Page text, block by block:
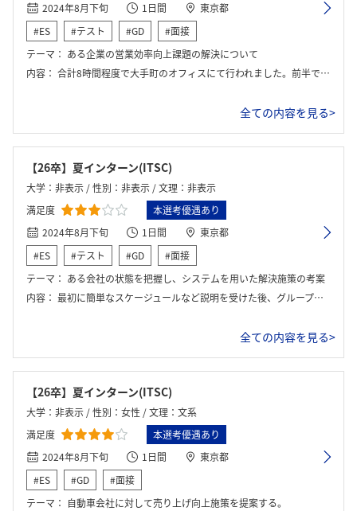
2024年8月下旬
1日間
東京都
#ES
#テスト #GD
#面接
テーマ： ある企業の営業効率向上課題の解決について
内容： 合計8時間程度で大手町のオフィスにて行われました。前半でコンサルタントとしての必要なスキルセット、思考回路についての説明、およびPWCの事業内容、仕事についての説明が行われました。後半では実際に得た学びをつかってグループディスカッションで上記の課題について議論しました。
全ての内容を見る>
【26卒】夏インターン(ITSC)
大学：非表示 / 性別：非表示 / 文理：非表示
満足度
本選考優遇あり
2024年8月下旬
1日間
東京都
#ES
#テスト #GD
#面接
テーマ： ある会社の状態を把握し、システムを用いた解決施策の考案
内容： 最初に簡単なスケージュールなど説明を受けた後、グループワークが始まった。1日しかないので、非常にスピーディにパワーポイントまで作成する必要があった。
全ての内容を見る>
【26卒】夏インターン(ITSC)
大学：非表示 / 性別：女性 / 文理：文系
満足度
本選考優遇あり
2024年8月下旬
1日間
東京都
#ES
#GD
#面接
テーマ： 自動車会社に対して売り上げ向上施策を提案する。